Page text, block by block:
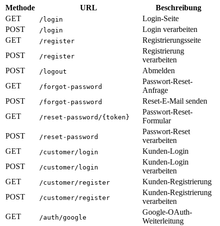
Methode URL
Beschreibung
GET
/login
Login-Seite
POST
/login
Login verarbeiten
GET
/register
Registrierungsseite
POST
/register
Registrierung
verarbeiten
POST
/logout
Abmelden
GET
/forgot-password
Passwort-Reset-
Anfrage
POST
/forgot-password
Reset-E-Mail senden
GET
/reset-password/{token}
Passwort-Reset-
Formular
POST
/reset-password
Passwort-Reset
verarbeiten
GET
/customer/login
Kunden-Login
POST
/customer/login
Kunden-Login
verarbeiten
GET
/customer/register
Kunden-Registrierung
POST
/customer/register
Kunden-Registrierung
verarbeiten
GET
/auth/google
Google-OAuth-
Weiterleitung